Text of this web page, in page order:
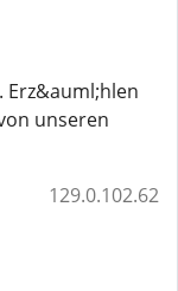
unseren
129.0.102.62